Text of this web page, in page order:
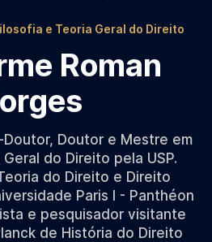
e Teoria Geral do Direito
Roman
Doutor e Mestre em
do Direito pela USP.
do Direito e Direito
Paris I - Panthéon
e pesquisador visitante
de História do Direito